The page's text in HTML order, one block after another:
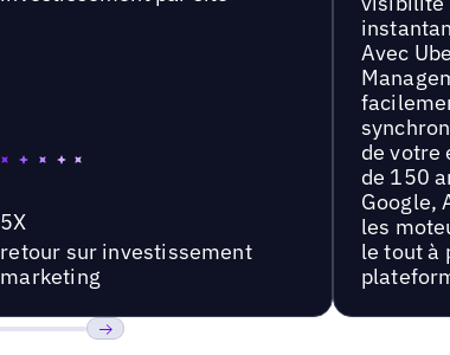
5X
retour sur investissement
marketing
Avec
de votre
de 150
Google,
les
le tout à